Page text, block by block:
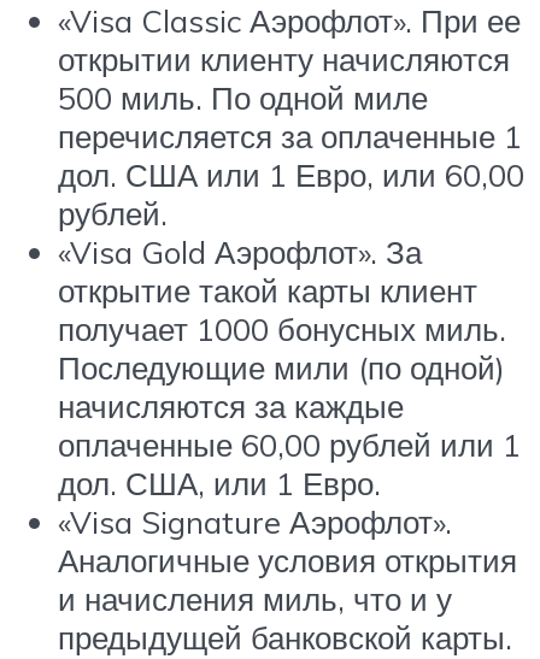
«Visa Classic Аэрофлот». При ее
открытии клиенту начисляются
500 миль. По одной миле
перечисляется за оплаченные 1
дол. США или 1 Евро, или 60,00
рублей.
«Visa Gold Аэрофлот». За
открытие такой карты клиент
получает 1000 бонусных миль.
Последующие мили (по одной)
начисляются за каждые
оплаченные 60,00 рублей или 1
дол. США, или 1 Евро.
«Visa Signature Аэрофлот».
Аналогичные условия открытия
и начисления миль, что и у
предыдущей банковской карты.